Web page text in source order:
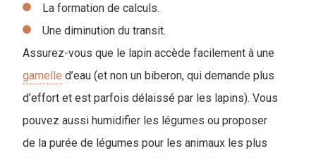
La formation de calculs.
Une diminution du transit.
Assurez-vous que le lapin accède facilement à une
gamelle d’eau (et non un biberon, qui demande plus
d’effort et est parfois délaissé par les lapins). Vous
pouvez aussi humidifier les légumes ou proposer
de la purée de légumes pour les animaux les plus